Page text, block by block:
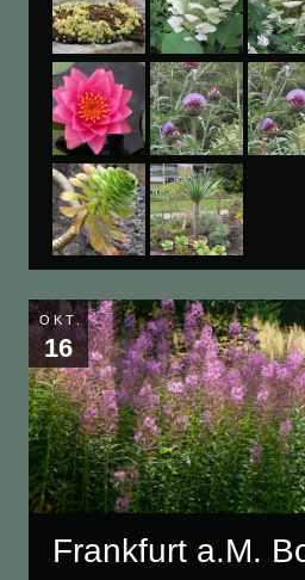
OKT.
16
Frankfurt a.M.